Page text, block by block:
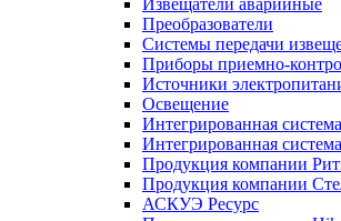
Извещатели аварийные
Преобразователи
Системы передачи
Приборы приемно-
Источники
Освещение
Интегрированная
Интегрированная
Продукция компании
Продукция компании
АСКУЭ Ресурс